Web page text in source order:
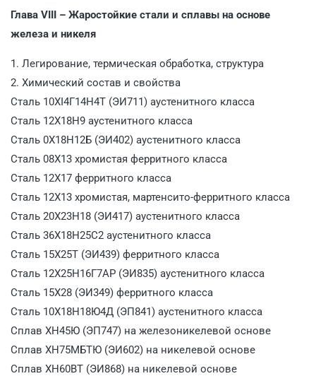
Глава VIII – Жаростойкие стали и сплавы на основе
железа и никеля
1. Легирование, термическая обработка, структура
2. Химический состав и свойства
Сталь 10ХІ4Г14Н4Т (ЭИ711) аустенитного класса
Сталь 12Х18Н9 аустенитного класса
Сталь 0Х18Н12Б (ЭИ402) аустенитного класса
Сталь 08X13 хромистая ферритного класса
Сталь 12X17 ферритного класса
Сталь 12X13 хромистая, мартенсито-ферритного класса
Сталь 20Х23Н18 (ЭИ417) аустенитного класса
Сталь 36X18H25C2 аустенитного класса
Сталь 15Х25Т (ЭИ439) ферритного класса
Сталь 12Х25Н16Г7АР (ЭИ835) аустенитного класса
Сталь 15X28 (ЭИ349) ферритного класса
Сталь 10Х18Н18Ю4Д (ЭП841) аустенитного класса
Сплав ХН45Ю (ЭП747) на железоникелевой основе
Сплав ХН75МБТЮ (ЭИ602) на никелевой основе
Сплав ХН60ВТ (ЭИ868) на никелевой основе